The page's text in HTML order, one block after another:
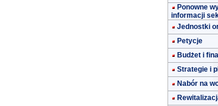
Ponowne
informacji
Jednostki
Petycje
Budżet i
Strategie i
Nabór na